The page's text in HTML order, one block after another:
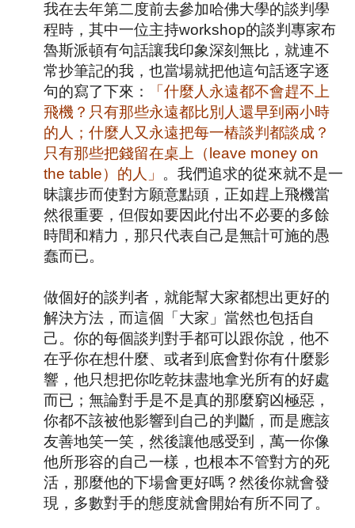
我在去年第二度前去參加哈佛大學的談判學
程時，其中一位主持workshop的談判專家布
魯斯派頓有句話讓我印象深刻無比，就連不
常抄筆記的我，也當場就把他這句話逐字逐
句的寫了下來：
「什麼人永遠都不會趕不上
飛機？只有那些永遠都比別人還早到兩小時
的人；什麼人又永遠把每一樁談判都談成？
只有那些把錢留在桌上（ leave money on
the table）的人」 。我們追求的從來就不是一
昧讓步而使對方願意點頭，正如趕上飛機當
然很重要，但假如要因此付出不必要的多餘
時間和精力，那只代表自己是無計可施的愚
蠢而已。
做個好的談判者，就能幫大家都想出更好的
解決方法，而這個「大家」當然也包括自
己。你的每個談判對手都可以跟你說，他不
在乎你在想什麼、或者到底會對你有什麼影
響，他只想把你吃乾抹盡地拿光所有的好處
而已；無論對手是不是真的那麼窮凶極惡，
你都不該被他影響到自己的判斷，而是應該
友善地笑一笑，然後讓他感受到，萬一你像
他所形容的自己一樣，也根本不管對方的死
活，那麼他的下場會更好嗎？然後你就會發
現，多數對手的態度就會開始有所不同了。